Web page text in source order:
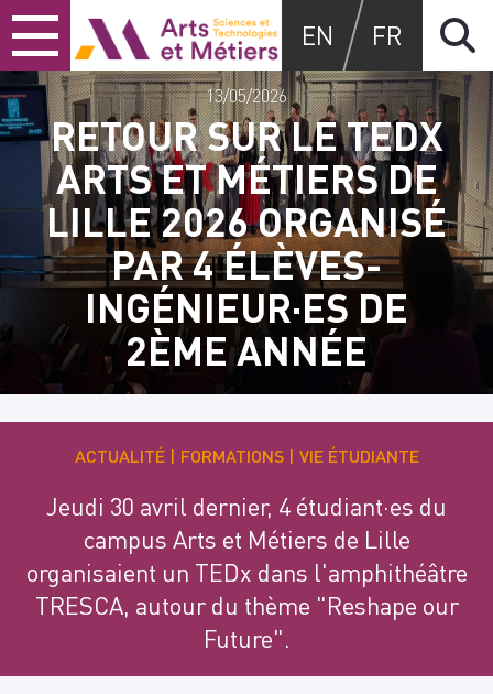
Skip
to
content
Skip
to
main
menu
Skip
to
search
Arts et métiers
EN FR
RETOUR SUR LE TEDX
ARTS ET MÉTIERS DE
LILLE 2026 ORGANISÉ
PAR 4 ÉLÈVES-
INGÉNIEUR·ES DE
2ÈME ANNÉE
13/05/2026
ACTUALITÉ FORMATIONS VIE ÉTUDIANTE
Jeudi 30 avril dernier, 4 étudiant·es du
campus Arts et Métiers de Lille
organisaient un TEDx dans l'amphithéâtre
TRESCA, autour du thème "Reshape our
Future".